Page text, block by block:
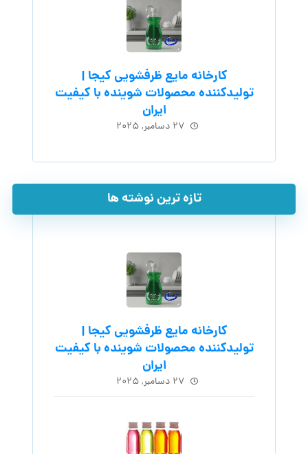
کارخانه مایع ظرفشویی کیجا |
تولیدکننده محصولات شوینده با کیفیت
ایران
۲۷ دسامبر, ۲۰۲۵
تازه ترین نوشته ها
کارخانه مایع ظرفشویی کیجا |
تولیدکننده محصولات شوینده با کیفیت
ایران
۲۷ دسامبر, ۲۰۲۵